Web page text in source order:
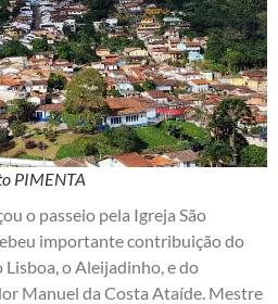
PIMENTA
o passeio pela Igreja São
importante contribuição do
o Aleijadinho, e do
Manuel da Costa Ataíde. Mestre